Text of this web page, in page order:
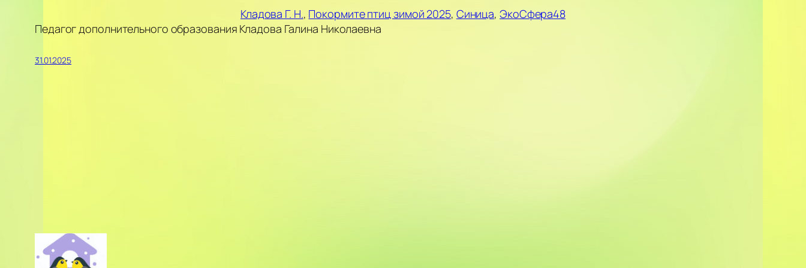
Кладова Г. Н., Покормите птиц зимой 2025, Синица, ЭкоСфера48
Педагог дополнительного образования Кладова Галина Николаевна
31.01.2025